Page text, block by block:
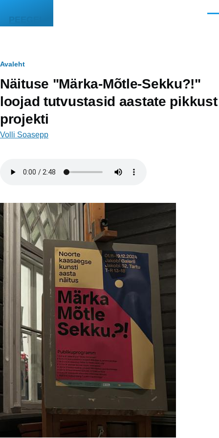
PEEGEL
Leivapuru
Avaleht
Näituse "Märka-Mõtle-Sekku?!"
loojad tutvustasid aastate pikkust
projekti
Volli Soasepp